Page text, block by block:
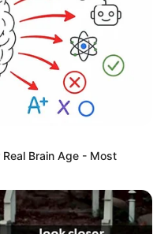
Brain Age - Most